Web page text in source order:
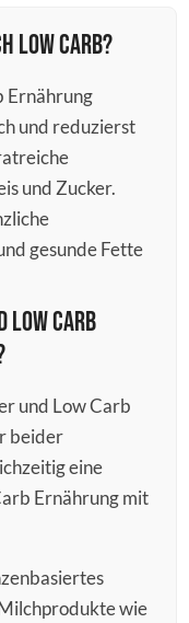
Low Carb?
Ernährung
und reduzierst
und Zucker.
gesunde Fette
Low Carb
und Low Carb
beider
eine
Ernährung mit
wie